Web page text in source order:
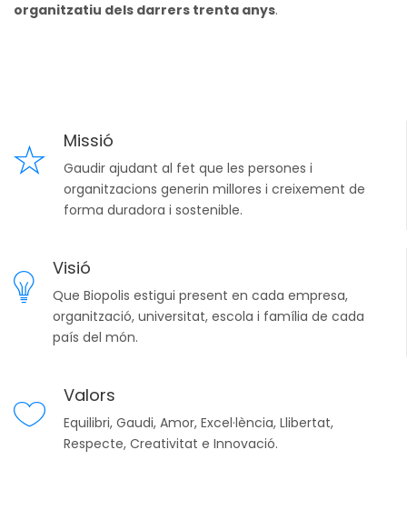
organitzatiu dels darrers trenta anys.
Missió
Gaudir ajudant al fet que les persones i
organitzacions generin millores i creixement de
forma duradora i sostenible.
Visió
Que Biopolis estigui present en cada empresa,
organització, universitat, escola i família de cada
país del món.
Valors
Equilibri, Gaudi, Amor, Excel·lència, Llibertat,
Respecte, Creativitat e Innovació.